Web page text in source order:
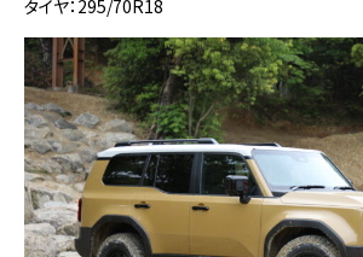
タイヤ：295/70R18